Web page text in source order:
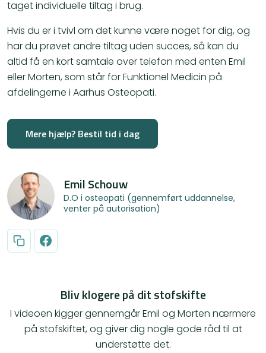
taget individuelle tiltag i brug.
Hvis du er i tvivl om det kunne være noget for dig, og
har du prøvet andre tiltag uden succes, så kan du
altid få en kort samtale over telefon med enten Emil
eller Morten, som står for Funktionel Medicin på
afdelingerne i Aarhus Osteopati.
Mere hjælp? Bestil tid i dag
Emil Schouw
D.O i osteopati (gennemført uddannelse,
venter på autorisation)
Bliv klogere på dit stofskifte
I videoen kigger gennemgår Emil og Morten nærmere
på stofskiftet, og giver dig nogle gode råd til at
understøtte det.